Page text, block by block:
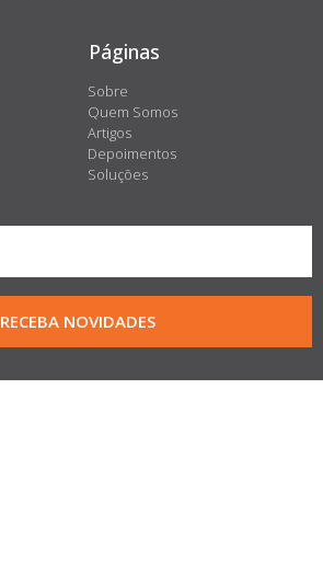
Páginas
Sobre
Quem Somos
Artigos
Depoimentos
Soluções
RECEBA NOVIDADES